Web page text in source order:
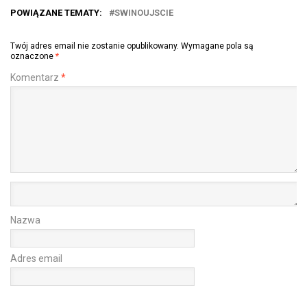
POWIĄZANE TEMATY: SWINOUJSCIE
Twój adres email nie zostanie opublikowany. Wymagane pola są
oznaczone *
Komentarz *
Nazwa
Adres email